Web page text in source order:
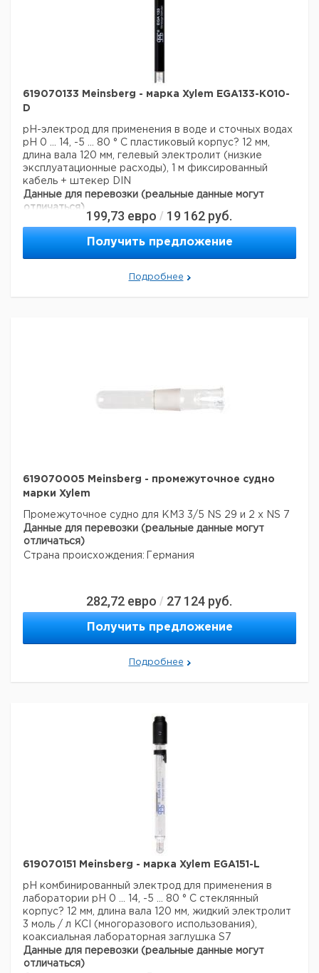
619070133 Meinsberg - марка Xylem EGA133-K010-
D
pH-электрод для применения в воде и сточных водах
рН 0 ... 14, -5 ... 80 ° С пластиковый корпус? 12 мм,
длина вала 120 мм, гелевый электролит (низкие
эксплуатационные расходы), 1 м фиксированный
кабель + штекер DIN
Данные для перевозки (реальные данные могут
отличаться)
Страна происхождения:Германия
199,73 евро / 19 162 руб.
Получить предложение
Подробнее
619070005 Meinsberg - промежуточное судно
марки Xylem
Промежуточное судно для КМЗ 3/5
NS 29 и 2 x NS 7
Данные для перевозки (реальные данные могут
отличаться)
Страна происхождения:
Германия
282,72 евро / 27 124 руб.
Получить предложение
Подробнее
619070151 Meinsberg - марка Xylem EGA151-L
pH комбинированный электрод для применения в
лаборатории рН 0 ... 14, -5 ... 80 ° С стеклянный
корпус? 12 мм, длина вала 120 мм, жидкий электролит
3 моль / л KCI (многоразового использования),
коаксиальная лабораторная заглушка S7
Данные для перевозки (реальные данные могут
отличаться)